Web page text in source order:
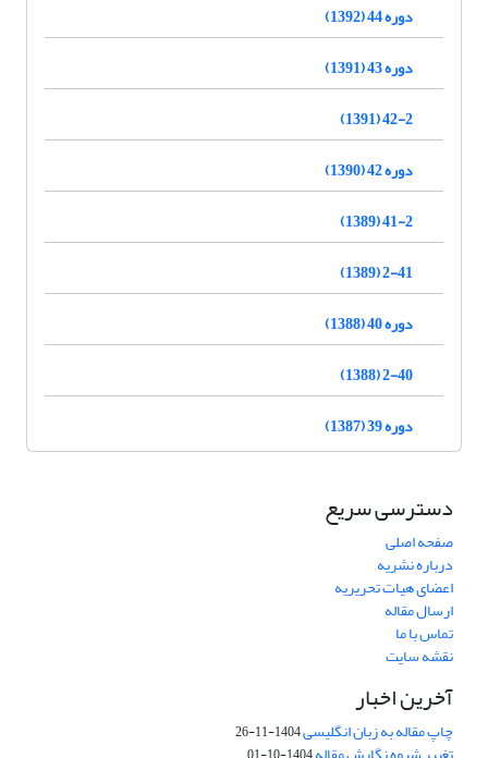
دوره 44 (1392)
دوره 43 (1391)
42-2 (1391)
دوره 42 (1390)
41-2 (1389)
2-41 (1389)
دوره 40 (1388)
2-40 (1388)
دوره 39 (1387)
دسترسی سریع
صفحه اصلی
درباره نشریه
اعضای هیات تحریریه
ارسال مقاله
تماس با ما
نقشه سایت
آخرین اخبار
چاپ مقاله به زبان انگلیسی1404-11-26